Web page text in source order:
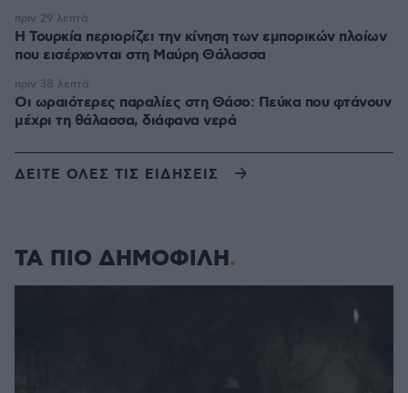
Η Τουρκία περιορίζει την κίνηση των εμπορικών πλοίων
που εισέρχονται στη Μαύρη Θάλασσα
πριν 29 λεπτά
Οι ωραιότερες παραλίες στη Θάσο: Πεύκα που φτάνουν
μέχρι τη θάλασσα, διάφανα νερά
πριν 38 λεπτά
ΔΕΙΤΕ ΟΛΕΣ ΤΙΣ ΕΙΔΗΣΕΙΣ
ΤΑ ΠΙΟ ΔΗΜΟΦΙΛΗ